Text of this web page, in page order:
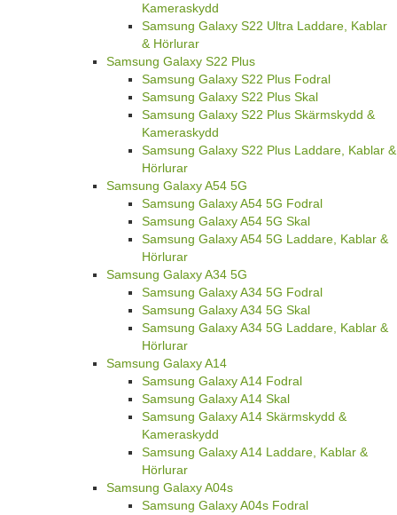
Kameraskydd
Samsung Galaxy S22 Ultra Laddare, Kablar
& Hörlurar
Samsung Galaxy S22 Plus
Samsung Galaxy S22 Plus Fodral
Samsung Galaxy S22 Plus Skal
Samsung Galaxy S22 Plus Skärmskydd &
Kameraskydd
Samsung Galaxy S22 Plus Laddare, Kablar &
Hörlurar
Samsung Galaxy A54 5G
Samsung Galaxy A54 5G Fodral
Samsung Galaxy A54 5G Skal
Samsung Galaxy A54 5G Laddare, Kablar &
Hörlurar
Samsung Galaxy A34 5G
Samsung Galaxy A34 5G Fodral
Samsung Galaxy A34 5G Skal
Samsung Galaxy A34 5G Laddare, Kablar &
Hörlurar
Samsung Galaxy A14
Samsung Galaxy A14 Fodral
Samsung Galaxy A14 Skal
Samsung Galaxy A14 Skärmskydd &
Kameraskydd
Samsung Galaxy A14 Laddare, Kablar &
Hörlurar
Samsung Galaxy A04s
Samsung Galaxy A04s Fodral